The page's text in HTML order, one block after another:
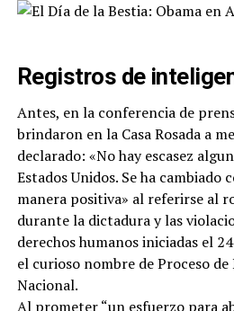
Registros de
Antes, en la conferencia de
brindaron en la Casa Rosada a
declarado: «No hay escasez
Estados Unidos. Se ha cambiado
manera positiva» al referirse al
durante la dictadura y las
derechos humanos iniciadas el
el curioso nombre de Proceso
Nacional.
Al prometer “un esfuerzo para